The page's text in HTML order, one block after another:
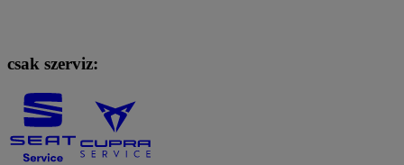
csak szerviz: